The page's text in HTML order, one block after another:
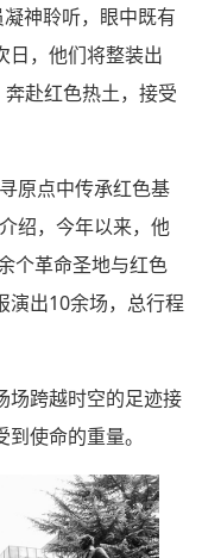
神聆听，眼中既有
日，他们将整装出
赴红色热土，接受
原点中传承红色基
绍，今年以来，他
个革命圣地与红色
演出10余场，总行程
场跨越时空的足迹接
使命的重量。